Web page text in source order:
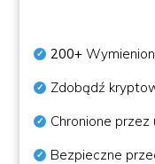
200+
Zdobądź
Chronione
Bezpieczne